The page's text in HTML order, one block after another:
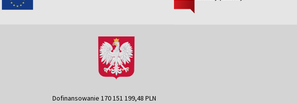
Dofinansowanie 170 151 199,48 PLN